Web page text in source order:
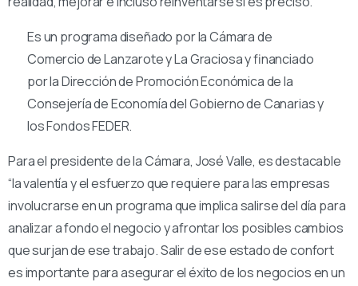
Es un programa diseñado por la Cámara de
Comercio de Lanzarote y La Graciosa y financiado
por la Dirección de Promoción Económica de la
Consejería de Economía del Gobierno de Canarias y
los Fondos FEDER.
Para el presidente de la Cámara, José Valle, es destacable
“la valentía y el esfuerzo que requiere para las empresas
involucrarse en un programa que implica salirse del día para
analizar a fondo el negocio y afrontar los posibles cambios
que surjan de ese trabajo. Salir de ese estado de confort
es importante para asegurar el éxito de los negocios en un